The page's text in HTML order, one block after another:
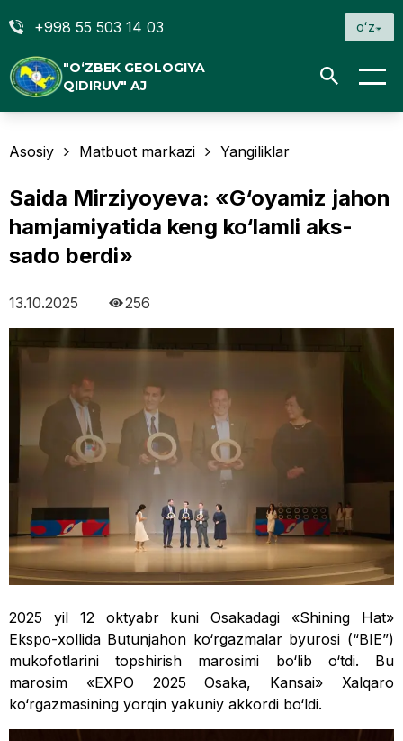
+998 55 503 14 03 oʻz
"O‘ZBEK GEOLOGIYA
QIDIRUV" AJ
Asosiy Matbuot markazi Yangiliklar
Saida Mirziyoyeva: «G‘oyamiz jahon
hamjamiyatida keng ko‘lamli aks-
sado berdi»
13.10.2025 256
2025 yil 12 oktyabr kuni Osakadagi «Shining Hat»
Ekspo-xollida Butunjahon ko‘rgazmalar byurosi (“BIE”)
mukofotlarini topshirish marosimi bo‘lib o‘tdi. Bu
marosim «EXPO 2025 Osaka, Kansai» Xalqaro
ko‘rgazmasining yorqin yakuniy akkordi bo‘ldi.